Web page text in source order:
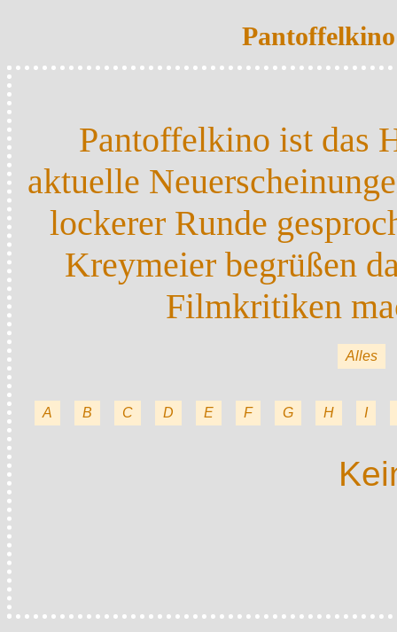
Pantoffelkino ist das
aktuelle
lockerer Runde
Kreymeier begrüßen
Filmkritiken
Alles
A B C D E F G H I